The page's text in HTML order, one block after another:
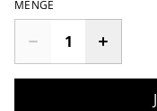
MENGE